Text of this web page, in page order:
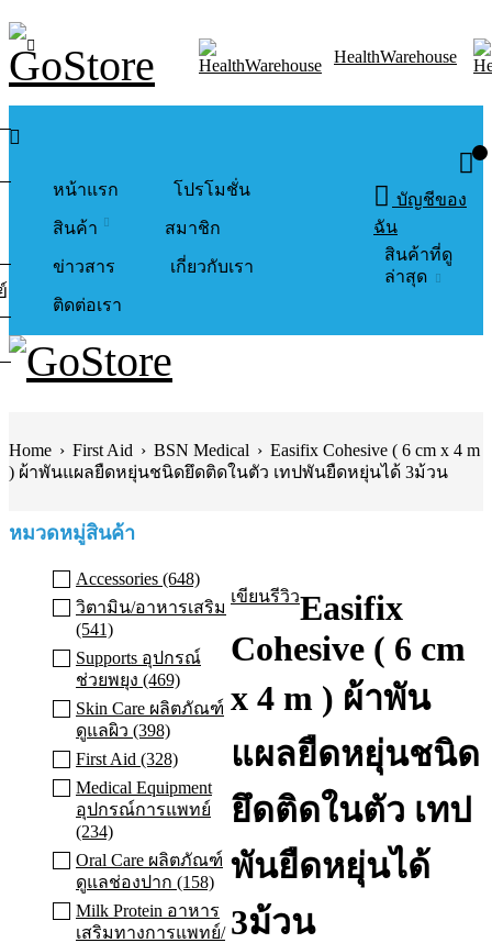
HealthWarehouse
หน้าแรก โปรโมชั่น
สินค้า สมาชิก
ข่าวสาร เกี่ยวกับเรา
ติดต่อเรา
บัญชีของ
ฉัน
สินค้าที่ดู
ล่าสุด
Home › First Aid › BSN Medical › Easifix Cohesive ( 6 cm x 4 m
) ผ้าพันแผลยืดหยุ่นชนิดยึดติดในตัว เทปพันยืดหยุ่นได้ 3ม้วน
หมวดหมู่สินค้า
Accessories (648)
วิตามิน/อาหารเสริม
(541)
Supports อุปกรณ์
ช่วยพยุง (469)
Skin Care ผลิตภัณฑ์
ดูแลผิว (398)
First Aid (328)
Medical Equipment
อุปกรณ์การแพทย์
(234)
Oral Care ผลิตภัณฑ์
ดูแลช่องปาก (158)
Milk Protein อาหาร
เสริมทางการแพทย์/
เขียนรีวิวEasifix
Cohesive ( 6 cm
x 4 m ) ผ้าพัน
แผลยืดหยุ่นชนิด
ยึดติดในตัว เทป
พันยืดหยุ่นได้
3ม้วน